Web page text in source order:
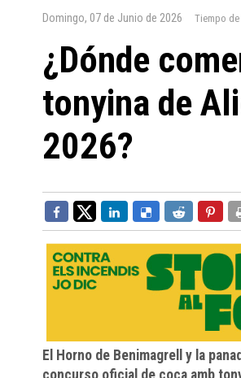
Domingo, 07 de Junio de 2026 Tiempo de
¿Dónde
tonyina de
2026?
El Horno de Benimagrell y la
concurso oficial de coca amb